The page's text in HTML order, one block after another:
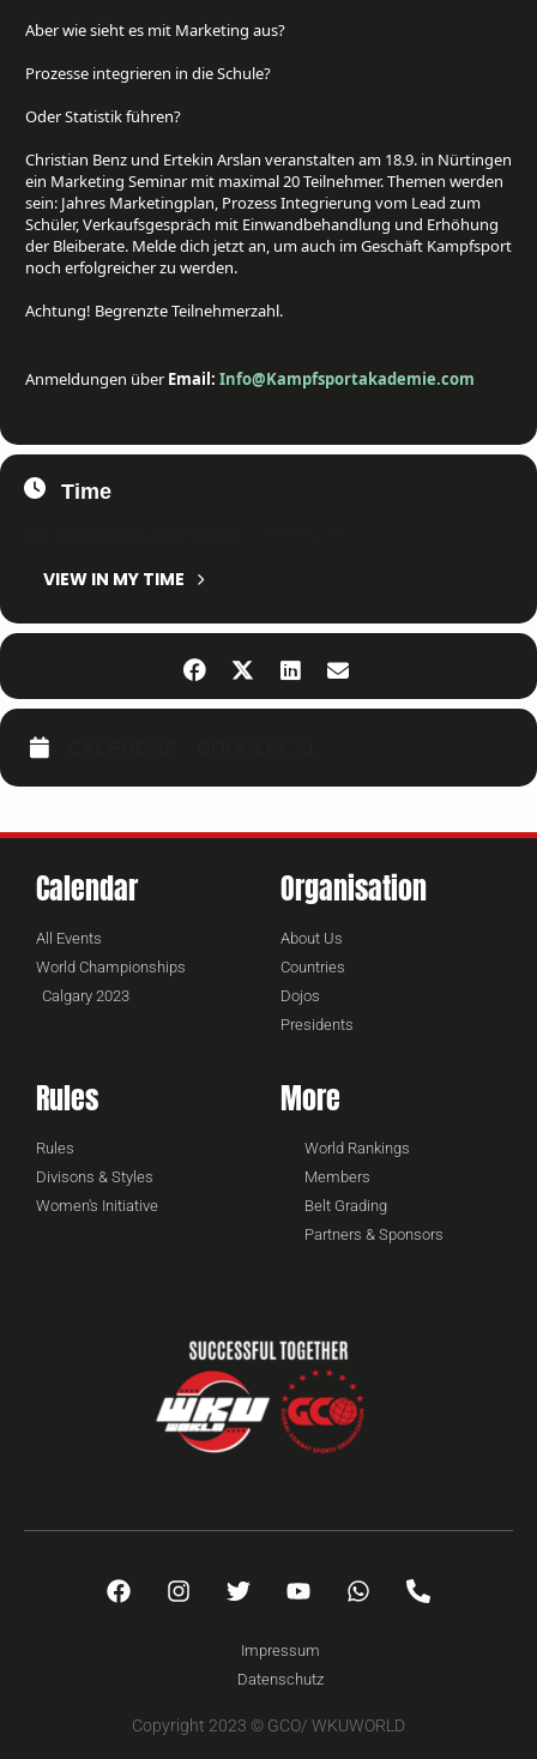
Aber wie sieht es mit Marketing aus? ⁠
Prozesse integrieren in die Schule? ⁠
Oder Statistik führen?⁠
Christian Benz und Ertekin Arslan veranstalten am 18.9. in Nürtingen
ein Marketing Seminar mit maximal 20 Teilnehmer. Themen werden
sein: Jahres Marketingplan, Prozess Integrierung vom Lead zum
Schüler, Verkaufsgespräch mit Einwandbehandlung und Erhöhung
der Bleiberate. Melde dich jetzt an, um auch im Geschäft Kampfsport
noch erfolgreicher zu werden.⁠
Achtung! Begrenzte Teilnehmerzahl.⁠
Anmeldungen über Email: Info@Kampfsportakademie.com
Time
VIEW IN MY TIME
Calendar
All Events
World Championships
Calgary 2023
Organisation
About Us
Countries
Dojos
Presidents
Rules
Rules
Divisons & Styles
Women's Initiative
More
World Rankings
Members
Belt Grading
Partners & Sponsors
Impressum
Datenschutz
Copyright 2023 © GCO/ WKUWORLD